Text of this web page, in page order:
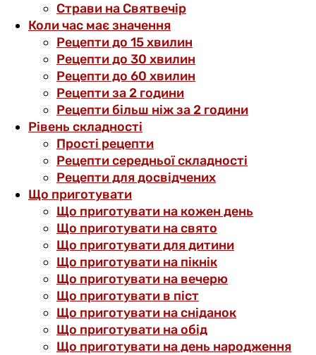
Страви на Святвечір
Коли час має значення
Рецепти до 15 хвилин
Рецепти до 30 хвилин
Рецепти до 60 хвилин
Рецепти за 2 години
Рецепти більш ніж за 2 години
Рівень складності
Прості рецепти
Рецепти середньої складності
Рецепти для досвідчених
Що приготувати
Що приготувати на кожен день
Що приготувати на свято
Що приготувати для дитини
Що приготувати на пікнік
Що приготувати на вечерю
Що приготувати в піст
Що приготувати на сніданок
Що приготувати на обід
Що приготувати на день народження